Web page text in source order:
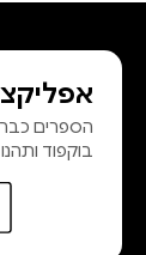
ושל
הספרים כבר
בוקפוד